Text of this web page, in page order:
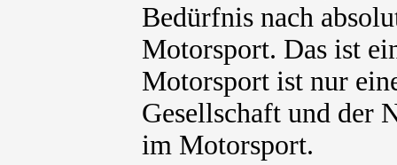
Bedürfnis nach
Motorsport. Das ist
Motorsport ist nur
Gesellschaft und der
im Motorsport.